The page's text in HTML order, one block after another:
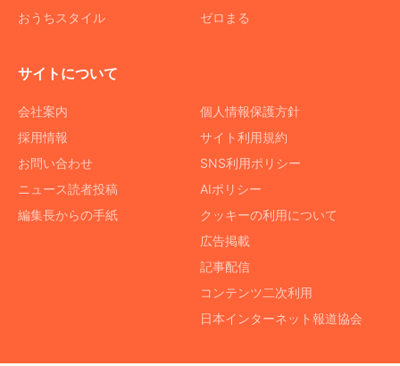
おうちスタイル
ゼロまる
サイトについて
会社案内
採用情報
お問い合わせ
ニュース読者投稿
編集長からの手紙
個人情報保護方針
サイト利用規約
SNS利用ポリシー
AIポリシー
クッキーの利用について
広告掲載
記事配信
コンテンツ二次利用
日本インターネット報道協会